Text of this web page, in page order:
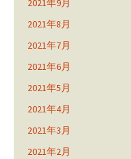
2021年9月
2021年8月
2021年7月
2021年6月
2021年5月
2021年4月
2021年3月
2021年2月